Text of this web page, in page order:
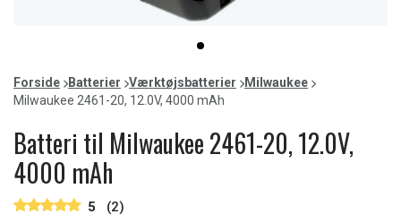
item
0
of
1
Forside Batterier Værktøjsbatterier
Milwaukee
Milwaukee 2461-20, 12.0V, 4000 mAh
Batteri til Milwaukee 2461-20, 12.0V,
4000 mAh
5 (2)